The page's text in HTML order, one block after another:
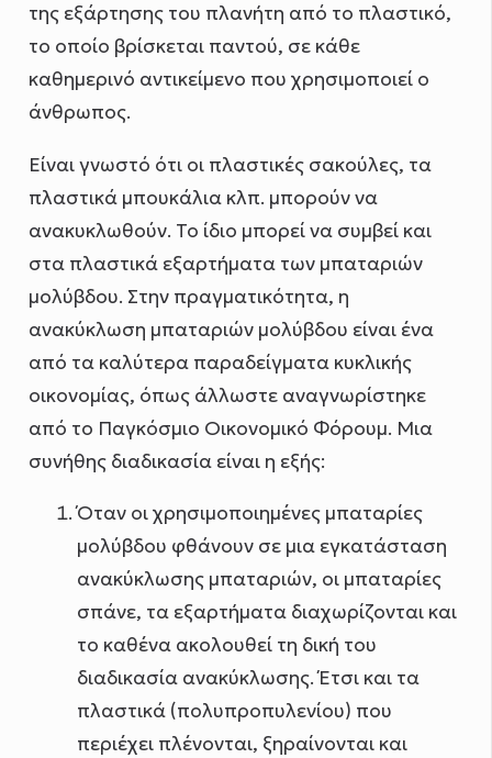
της εξάρτησης του πλανήτη από το πλαστικό,
το οποίο βρίσκεται παντού, σε κάθε
καθημερινό αντικείμενο που χρησιμοποιεί ο
άνθρωπος.
Είναι γνωστό ότι οι πλαστικές σακούλες, τα
πλαστικά μπουκάλια κλπ. μπορούν να
ανακυκλωθούν. Το ίδιο μπορεί να συμβεί και
στα πλαστικά εξαρτήματα των μπαταριών
μολύβδου. Στην πραγματικότητα, η
ανακύκλωση μπαταριών μολύβδου είναι ένα
από τα καλύτερα παραδείγματα κυκλικής
οικονομίας, όπως άλλωστε αναγνωρίστηκε
από το Παγκόσμιο Οικονομικό Φόρουμ. Μια
συνήθης διαδικασία είναι η εξής:
Όταν οι χρησιμοποιημένες μπαταρίες
μολύβδου φθάνουν σε μια εγκατάσταση
ανακύκλωσης μπαταριών, οι μπαταρίες
σπάνε, τα εξαρτήματα διαχωρίζονται και
το καθένα ακολουθεί τη δική του
διαδικασία ανακύκλωσης. Έτσι και τα
πλαστικά (πολυπροπυλενίου) που
περιέχει πλένονται, ξηραίνονται και